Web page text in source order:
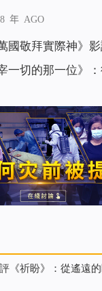
8 年 AGO
國敬拜實際神》
一切的那一位》
《祈盼》：從遙遠